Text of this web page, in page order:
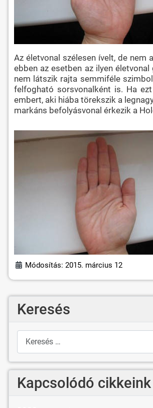
Az életvonal szélesen ívelt, de nem
ebben az esetben az ilyen
nem látszik rajta semmiféle
felfogható sorsvonalként is. Ha
embert, aki hiába törekszik a
markáns befolyásvonal érkezik a
Módosítás: 2015. március 12
Keresés
Keresés
Kapcsolódó cikkeink